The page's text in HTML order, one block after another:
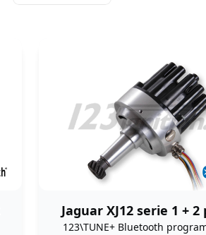
Jaguar XJ12 serie 1 + 2
123\TUNE+ Bluetooth